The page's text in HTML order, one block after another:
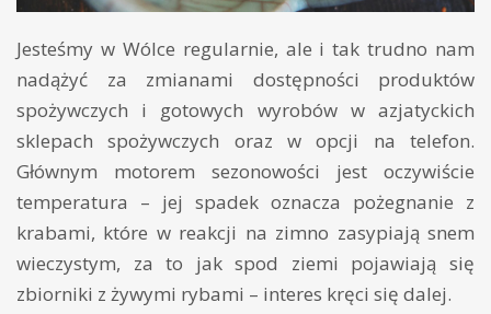
Jesteśmy w Wólce regularnie, ale i tak trudno nam
nadążyć za zmianami dostępności produktów
spożywczych i gotowych wyrobów w azjatyckich
sklepach spożywczych oraz w opcji na telefon.
Głównym motorem sezonowości jest oczywiście
temperatura – jej spadek oznacza pożegnanie z
krabami, które w reakcji na zimno zasypiają snem
wieczystym, za to jak spod ziemi pojawiają się
zbiorniki z żywymi rybami – interes kręci się dalej.